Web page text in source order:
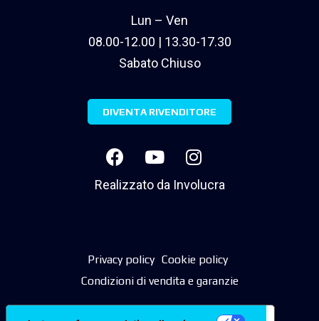
Lun – Ven
08.00-12.00 | 13.30-17.30
Sabato Chiuso
DIVENTA RIVENDITORE
Realizzato da Involucra
Privacy policy Cookie policy
Condizioni di vendita e garanzie